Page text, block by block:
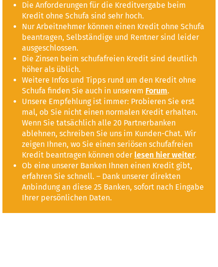
Die Anforderungen für die Kreditvergabe beim
Kredit ohne Schufa sind sehr hoch.
Nur Arbeitnehmer können einen Kredit ohne Schufa
beantragen, Selbständige und Rentner sind leider
ausgeschlossen.
Die Zinsen beim schufafreien Kredit sind deutlich
höher als üblich.
Weitere Infos und Tipps rund um den Kredit ohne
Schufa finden Sie auch in unserem Forum.
Unsere Empfehlung ist immer: Probieren Sie erst
mal, ob Sie nicht einen normalen Kredit erhalten.
Wenn Sie tatsächlich alle 20 Partnerbanken
ablehnen, schreiben Sie uns im Kunden-Chat. Wir
zeigen Ihnen, wo Sie einen seriösen schufafreien
Kredit beantragen können oder lesen hier weiter.
Ob eine unserer Banken Ihnen einen Kredit gibt,
erfahren Sie schnell. – Dank unserer direkten
Anbindung an diese 25 Banken, sofort nach Eingabe
Ihrer persönlichen Daten.